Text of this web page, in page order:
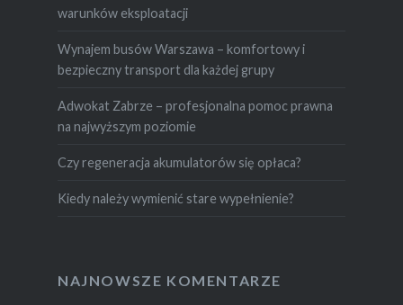
warunków eksploatacji
Wynajem busów Warszawa – komfortowy i
bezpieczny transport dla każdej grupy
Adwokat Zabrze – profesjonalna pomoc prawna
na najwyższym poziomie
Czy regeneracja akumulatorów się opłaca?
Kiedy należy wymienić stare wypełnienie?
NAJNOWSZE KOMENTARZE